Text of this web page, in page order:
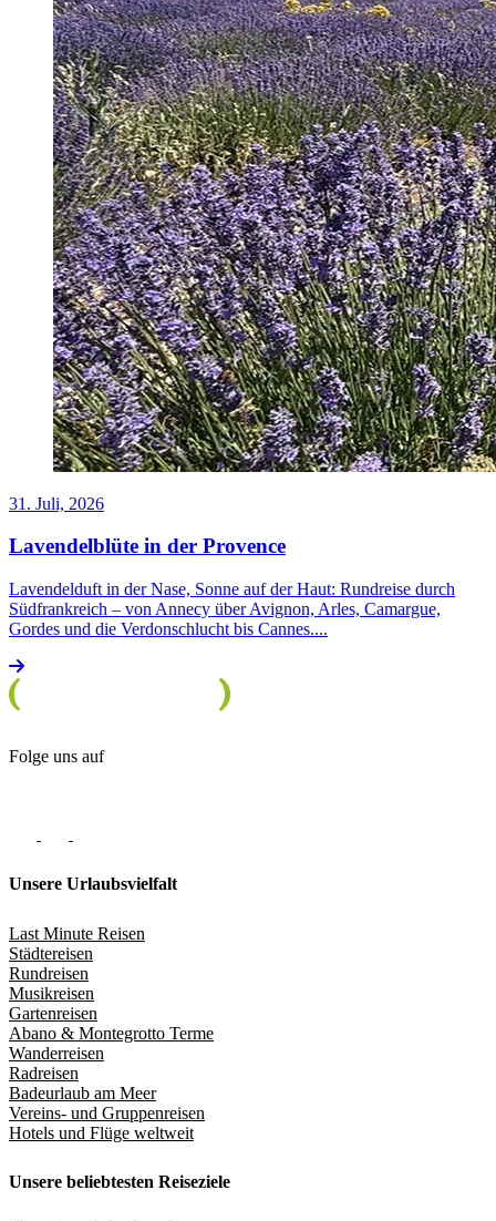
31. Juli, 2026
Lavendelblüte in der Provence
Lavendelduft in der Nase, Sonne auf der Haut: Rundreise durch
Südfrankreich – von Annecy über Avignon, Arles, Camargue,
Gordes und die Verdonschlucht bis Cannes....
Folge uns auf
Unsere Urlaubsvielfalt
Last Minute Reisen
Städtereisen
Rundreisen
Musikreisen
Gartenreisen
Abano & Montegrotto Terme
Wanderreisen
Radreisen
Badeurlaub am Meer
Vereins- und Gruppenreisen
Hotels und Flüge weltweit
Unsere beliebtesten Reiseziele